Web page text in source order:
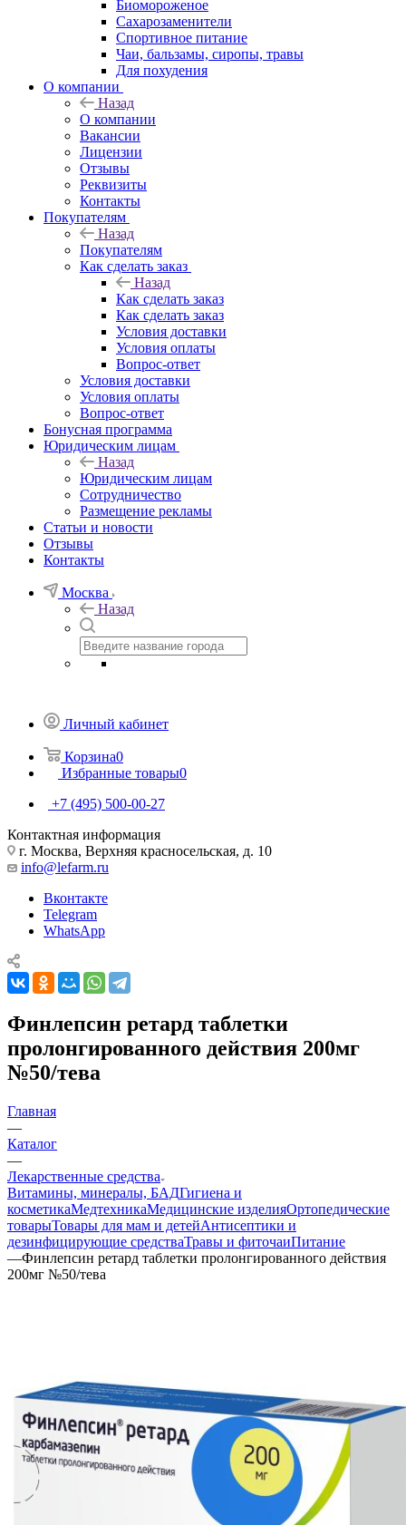
Биомороженое
Сахарозаменители
Спортивное питание
Чаи, бальзамы, сиропы, травы
Для похудения
О компании
Назад
О компании
Вакансии
Лицензии
Отзывы
Реквизиты
Контакты
Покупателям
Назад
Покупателям
Как сделать заказ
Назад
Как сделать заказ
Как сделать заказ
Условия доставки
Условия оплаты
Вопрос-ответ
Условия доставки
Условия оплаты
Вопрос-ответ
Бонусная программа
Юридическим лицам
Назад
Юридическим лицам
Сотрудничество
Размещение рекламы
Статьи и новости
Отзывы
Контакты
Москва
Назад
Личный кабинет
Корзина0
Избранные товары0
+7 (495) 500-00-27
Контактная информация
г. Москва, Верхняя красносельская, д. 10
info@lefarm.ru
Вконтакте
Telegram
WhatsApp
Финлепсин ретард таблетки
пролонгированного действия 200мг
№50/тева
Главная
—
Каталог
—
Лекарственные средства
Витамины, минералы, БАДГигиена и
косметикаМедтехникаМедицинские изделияОртопедические
товарыТовары для мам и детейАнтисептики и
дезинфицирующие средстваТравы и фиточаиПитание
—Финлепсин ретард таблетки пролонгированного действия
200мг №50/тева